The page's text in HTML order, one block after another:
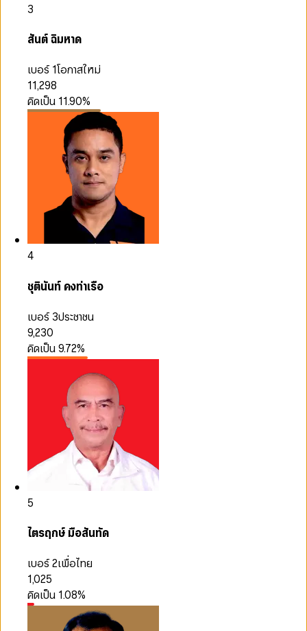
3
สันต์ ฉิมหาด
เบอร์ 1โอกาสใหม่
11,298
คิดเป็น 11.90%
4
ชุตินันท์ คงท่าเรือ
เบอร์ 3ประชาชน
9,230
คิดเป็น9.72%
5
ไตรฤกษ์ มือสันทัด
เบอร์ 2เพื่อไทย
1,025
คิดเป็น 1.08%